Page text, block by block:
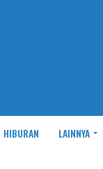
HIBURAN LAINNYA